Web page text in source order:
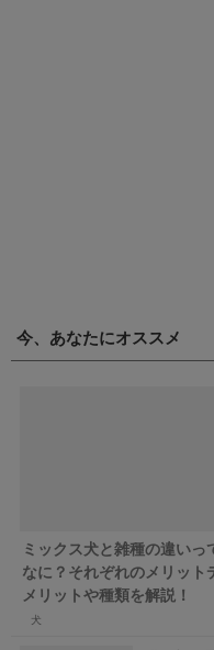
今、あなたにオススメ
ミックス犬と雑種の違いっ
なに？それぞれのメリット
メリットや種類を解説！
犬